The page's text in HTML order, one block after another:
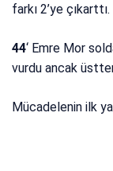
farkı 2’ye çıkarttı.
44‘ Emre Mor
vurdu ancak
Mücadelenin ilk